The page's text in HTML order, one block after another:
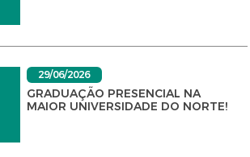
29/06/2026
GRADUAÇÃO PRESENCIAL NA
MAIOR UNIVERSIDADE DO NORTE!